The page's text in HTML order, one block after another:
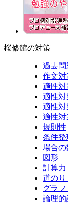
桜修館の対策
過去問
作文対
適性対
適性対
適性対
適性対
規則性
条件整
場合の
図形
計算力
道のり
グラフ
論理的